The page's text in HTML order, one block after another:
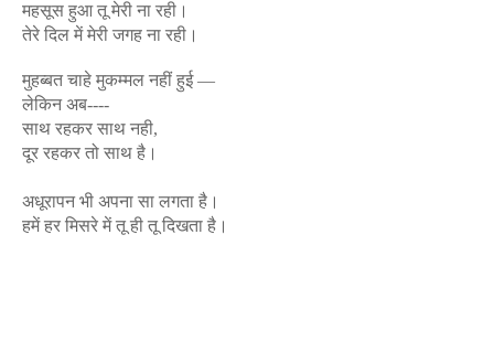
महसूस हुआ तू मेरी ना रही।
तेरे दिल में मेरी जगह ना रही।
मुहब्बत चाहे मुकम्मल नहीं हुई —
लेकिन अब----
साथ रहकर साथ नही,
दूर रहकर तो साथ है।
अधूरापन भी अपना सा लगता है।
हमें हर मिसरे में तू ही तू दिखता है।